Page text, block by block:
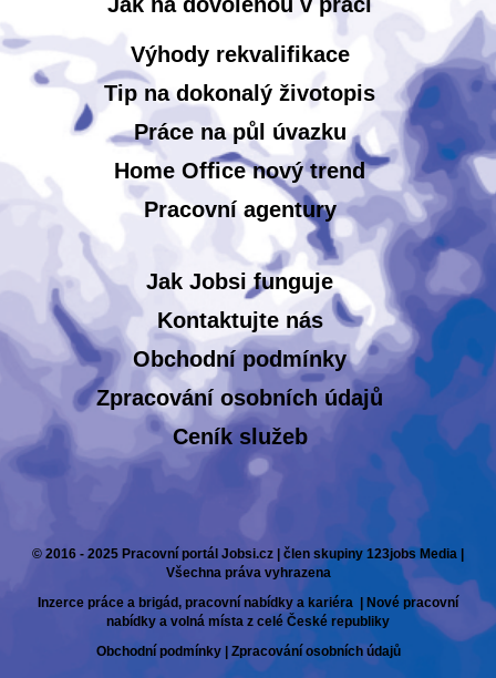
Výhody rekvalifikace
Tip na dokonalý životopis
Práce na půl úvazku
Home Office nový trend
Pracovní agentury
Jak Jobsi funguje
Kontaktujte nás
Obchodní podmínky
Zpracování osobních údajů
Ceník služeb
© 2016 - 2025 Pracovní portál Jobsi.cz | člen skupiny 123jobs Media |
Všechna práva vyhrazena
Inzerce práce a brigád, pracovní nabídky a kariéra | Nové pracovní
nabídky a volná místa z celé České republiky
Obchodní podmínky| Zpracování osobních údajů